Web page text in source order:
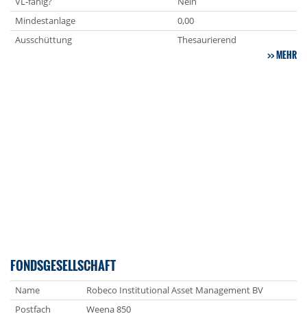
Mindestanlage
0,00
Ausschüttung
Thesaurierend
MEHR
FONDSGESELLSCHAFT
Name
Robeco Institutional Asset Management BV
Postfach
Weena 850